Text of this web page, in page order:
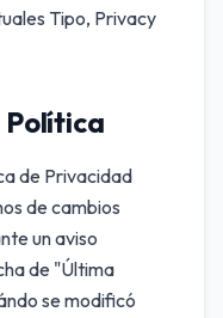
Tipo, Privacy
Política
de Privacidad
de cambios
un aviso
de "Última
se modificó